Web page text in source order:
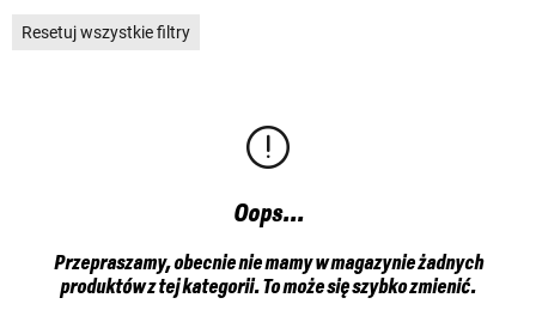
Resetuj wszystkie filtry
Oops...
Przepraszamy, obecnie nie mamy w magazynie żadnych
produktów z tej kategorii. To może się szybko zmienić.